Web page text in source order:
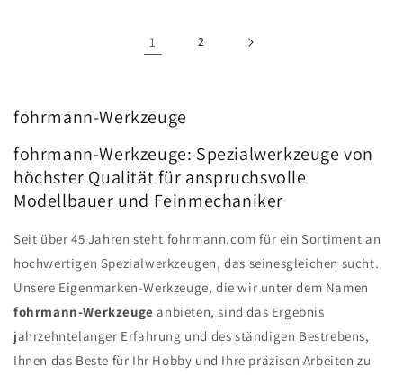
1 2
fohrmann-Werkzeuge
fohrmann-Werkzeuge: Spezialwerkzeuge von
höchster Qualität für anspruchsvolle
Modellbauer und Feinmechaniker
Seit über 45 Jahren steht fohrmann.com für ein Sortiment an
hochwertigen Spezialwerkzeugen, das seinesgleichen sucht.
Unsere Eigenmarken-Werkzeuge, die wir unter dem Namen
fohrmann-Werkzeuge anbieten, sind das Ergebnis
jahrzehntelanger Erfahrung und des ständigen Bestrebens,
Ihnen das Beste für Ihr Hobby und Ihre präzisen Arbeiten zu